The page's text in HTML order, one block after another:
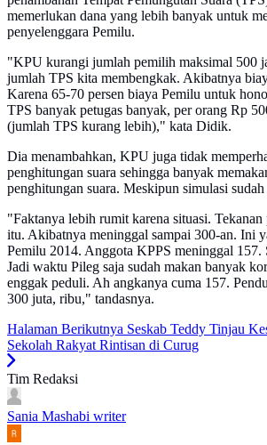
memerlukan dana yang lebih banyak untuk
penyelenggara Pemilu.
"KPU kurangi jumlah pemilih maksimal 500
jumlah TPS kita membengkak. Akibatnya
Karena 65-70 persen biaya Pemilu untuk
TPS banyak petugas banyak, per orang Rp
(jumlah TPS kurang lebih)," kata Didik.
Dia menambahkan, KPU juga tidak
penghitungan suara sehingga banyak
penghitungan suara. Meskipun simulasi
"Faktanya lebih rumit karena situasi.
itu. Akibatnya meninggal sampai 300-an. Ini
Pemilu 2014. Anggota KPPS meninggal
Jadi waktu Pileg saja sudah makan banyak
enggak peduli. Ah angkanya cuma 157.
300 juta, ribu," tandasnya.
Halaman Berikutnya Seskab Teddy Tinjau
Sekolah Rakyat Rintisan di Curug
Tim Redaksi
Sania Mashabi writer